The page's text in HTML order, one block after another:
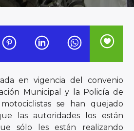
en vigencia del convenio
Municipal y la Policía de
se han quejado
las autoridades los están
sólo les están realizando